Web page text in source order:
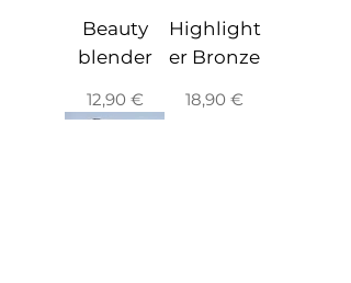
Beauty
blender
Prix
12,90 €
Highlight
er Bronze
Prix
18,90 €